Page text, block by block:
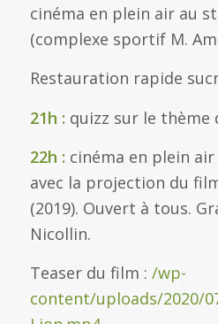
cinéma en plein air au
(complexe sportif M.
Restauration rapide
21h : quizz sur le thème
22h : cinéma en plein
avec la projection du
(2019). Ouvert à tous.
Nicollin.
Teaser du film : /wp-
content/uploads/2020/